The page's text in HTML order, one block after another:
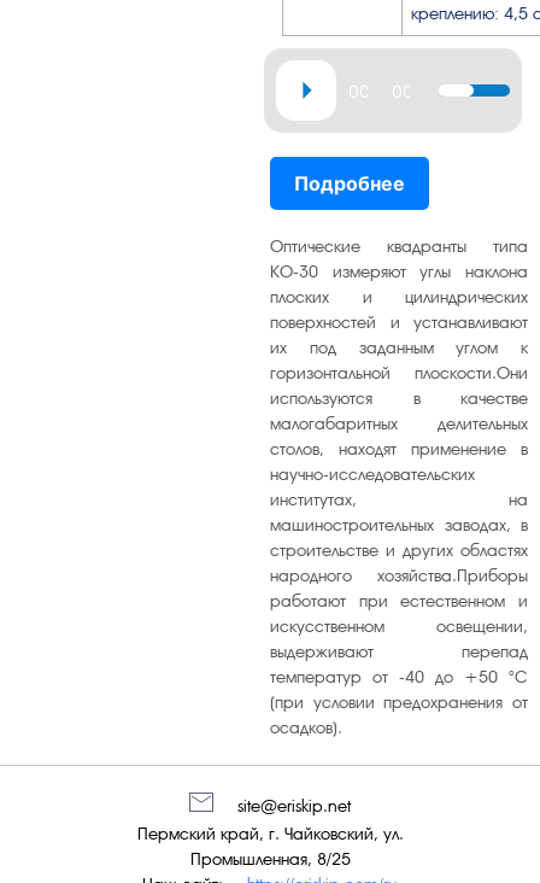
креплению: 4,5
Аудиоплеер
00:0000:34
клавиши
увеличить
или
Подробнее
Оптические квадранты типа
КО-30 измеряют углы наклона
плоских и цилиндрических
поверхностей и устанавливают
их под заданным углом к
горизонтальной плоскости.Они
используются в качестве
малогабаритных делительных
столов, находят применение в
научно-исследовательских
институтах, на
машиностроительных заводах, в
строительстве и других областях
народного хозяйства.Приборы
работают при естественном и
искусственном освещении,
выдерживают перепад
температур от -40 до +50 °С
(при условии предохранения от
осадков).
Пермский край, г. Чайковский, ул.
Промышленная, 8/25
site@eriskip.net